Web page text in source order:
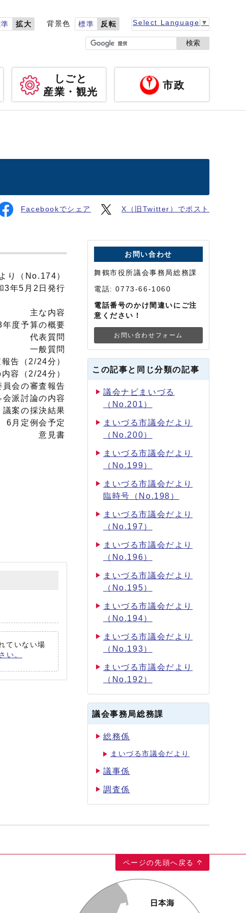
拡大 背景色 標準 反転 Select Language ▼
検索
しごと
産業・観光
市政
Facebookでシェア X（旧Twitter）でポスト
り（No.174）
年5月2日発行
主な内容
度予算の概要
代表質問
一般質問
告（2/24分）
容（2/24分）
会の審査報告
討論の内容
の採決結果
定例会予定
意見書
ていない場
い。
お問い合わせ
舞鶴市役所議会事務局総務課
電話: 0773-66-1060
電話番号のかけ間違いにご注
意ください！
お問い合わせフォーム
この記事と同じ分類の記事
議会ナビまいづる
（No.201）
まいづる市議会だより
（No.200）
まいづる市議会だより
（No.199）
まいづる市議会だより
臨時号（No.198）
まいづる市議会だより
（No.197）
まいづる市議会だより
（No.196）
まいづる市議会だより
（No.195）
まいづる市議会だより
（No.194）
まいづる市議会だより
（No.193）
まいづる市議会だより
（No.192）
議会事務局総務課
総務係
まいづる市議会だより
議事係
調査係
ページの先頭へ戻る